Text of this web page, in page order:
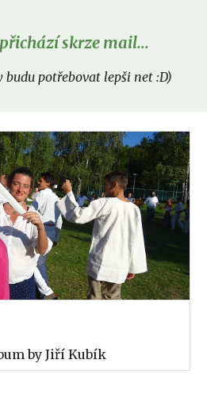
skrze mail...
potřebovat lepši net :D)
by Jiří Kubík